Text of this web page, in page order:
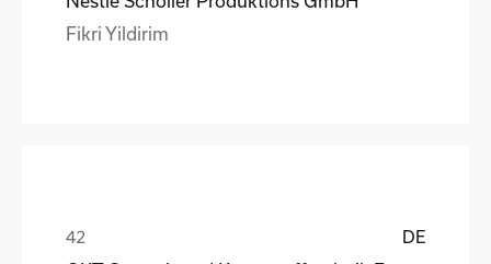
Fikri Yildirim
DE